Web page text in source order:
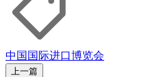
中国国际进口博览会
上一篇